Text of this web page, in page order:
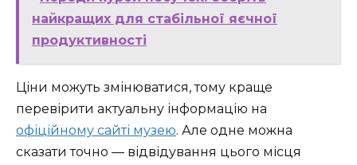
найкращих для стабільної яєчної
продуктивності
Ціни можуть змінюватися, тому краще
перевірити актуальну інформацію на
офіційному сайті музею. Але одне можна
сказати точно — відвідування цього місця